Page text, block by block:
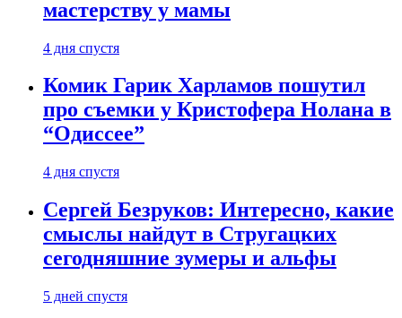
мастерству у мамы
4 дня спустя
Комик Гарик Харламов пошутил
про съемки у Кристофера Нолана в
“Одиссее”
4 дня спустя
Сергей Безруков: Интересно, какие
смыслы найдут в Стругацких
сегодняшние зумеры и альфы
5 дней спустя